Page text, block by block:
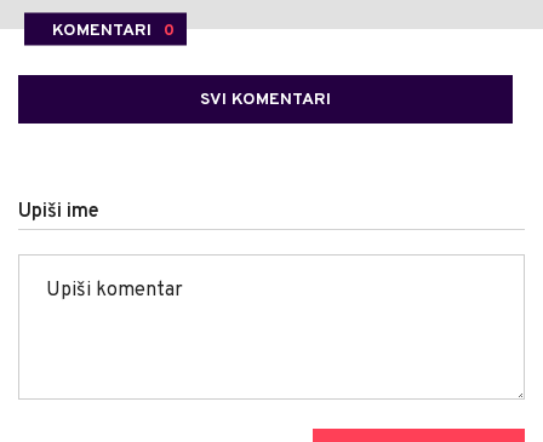
KOMENTARI 0
SVI KOMENTARI
Upiši ime